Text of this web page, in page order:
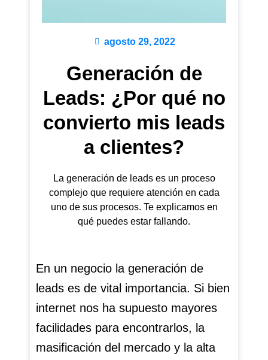
agosto 29, 2022
Generación de
Leads: ¿Por qué no
convierto mis leads
a clientes?
La generación de leads es un proceso
complejo que requiere atención en cada
uno de sus procesos. Te explicamos en
qué puedes estar fallando.
En un negocio la generación de
leads es de vital importancia. Si bien
internet nos ha supuesto mayores
facilidades para encontrarlos, la
masificación del mercado y la alta